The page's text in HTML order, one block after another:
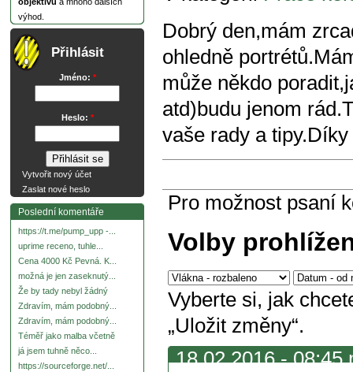
výhod.
Přihlásit
Jméno: *
Heslo: *
Vytvořit nový účet
Zaslat nové heslo
Poslední komentáře
https://t.me/pump_upp -...
uprime receno, tuhle...
Cena 4000 Kč Pevná. K...
možná je jen zaseknutý...
Že by tady nebyl žádný
Zdravím, mám podobný...
Zdravím, mám podobný...
Téměř jako malba včetně
já jsem tuhně něco...
https://sourceforge.net/...
Dobrý den,mám
ohledně
může někdo
atd)budu jenom
vaše rady a
Pro možnost psaní
Volby
Vyberte si, jak
„Uložit změny“.
18.02.2016 -